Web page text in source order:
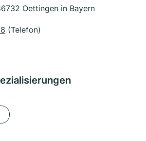
Oettingen in Bayern
(Telefon)